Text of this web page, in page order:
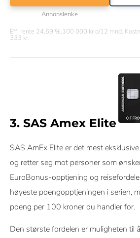
Annonslenke
Eff. rente 24,69 %,100 000 kr o/12 mnd.
333 kr.
3. SAS Amex Elite
SAS AmEx Elite er det mest
og retter seg mot personer som
EuroBonus-opptjening og
høyeste poengopptjeningen i serien,
poeng per 100 kroner du handler for.
Den største fordelen er muligheten til